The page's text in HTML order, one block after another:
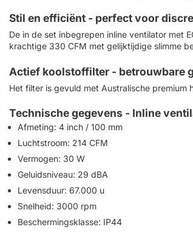
Stil en efficiënt - perfect voor
De in de set inbegrepen inline ventilator met
krachtige 330 CFM met gelijktijdige slimme
Actief koolstoffilter - betrouwbare
Het filter is gevuld met Australische
Technische gegevens - Inline
Afmeting: 4 inch / 100 mm
Luchtstroom: 214 CFM
Vermogen: 30 W
Geluidsniveau: 29 dBA
Levensduur: 67.000 u
Snelheid: 3000 rpm
Beschermingsklasse: IP44